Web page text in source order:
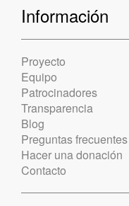
Información
Proyecto
Equipo
Patrocinadores
Transparencia
Blog
Preguntas frecuentes
Hacer una donación
Contacto